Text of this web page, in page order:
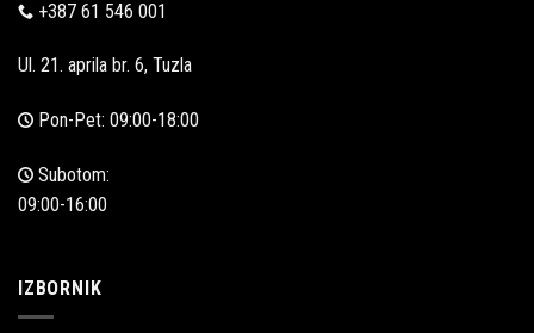
+387 61 546 001
Ul. 21. aprila br. 6, Tuzla
Pon-Pet: 09:00-18:00
Subotom:
09:00-16:00
IZBORNIK